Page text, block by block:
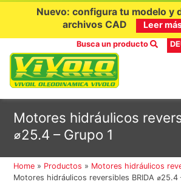
contenido
Nuevo: configura tu modelo y
archivos CAD
Leer
Busca un producto
Motores hidráulicos
⌀25.4 – Grupo 1
Home » Productos » Motores hidráulicos
Motores hidráulicos reversibles BRIDA ⌀25.4